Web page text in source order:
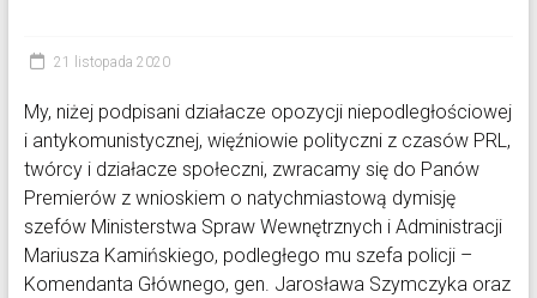
21 listopada 2020
My, niżej podpisani działacze opozycji niepodległościowej
i antykomunistycznej, więźniowie polityczni z czasów PRL,
twórcy i działacze społeczni, zwracamy się do Panów
Premierów z wnioskiem o natychmiastową dymisję
szefów Ministerstwa Spraw Wewnętrznych i Administracji
Mariusza Kamińskiego, podległego mu szefa policji –
Komendanta Głównego, gen. Jarosława Szymczyka oraz